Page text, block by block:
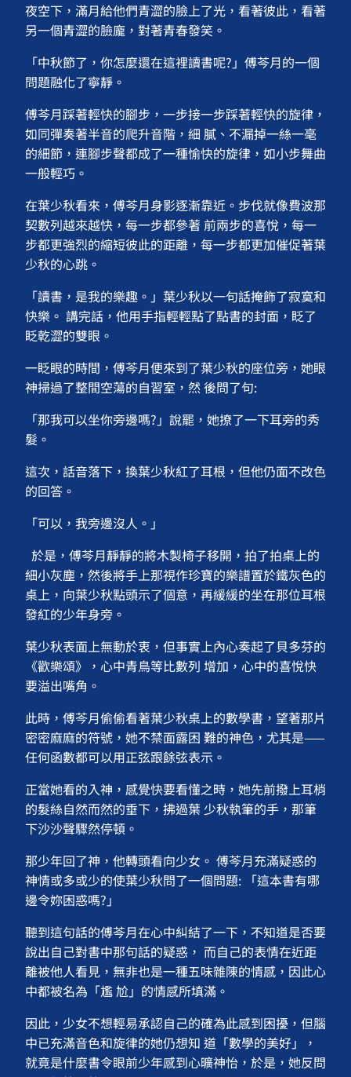
夜空下，滿月給他們青澀的臉上了光，看著彼此，看著
另一個青澀的臉龐，對著青春發笑。
「中秋節了，你怎麼還在這裡讀書呢?」傅芩月的一個
問題融化了寧靜。
傅芩月踩著輕快的腳步，一步接一步踩著輕快的旋律，
如同彈奏著半音的爬升音階，細 膩、不漏掉一絲一毫
的細節，連腳步聲都成了一種愉快的旋律，如小步舞曲
一般輕巧。
在葉少秋看來，傅芩月身影逐漸靠近。步伐就像費波那
契數列越來越快，每一步都參著 前兩步的喜悅，每一
步都更強烈的縮短彼此的距離，每一步都更加催促著葉
少秋的心跳。
「讀書，是我的樂趣。」葉少秋以一句話掩飾了寂寞和
快樂。 講完話，他用手指輕輕點了點書的封面，眨了
眨乾澀的雙眼。
一眨眼的時間，傅芩月便來到了葉少秋的座位旁，她眼
神掃過了整間空蕩的自習室，然 後問了句:
「那我可以坐你旁邊嗎?」說罷，她撩了一下耳旁的秀
髮。
這次，話音落下，換葉少秋紅了耳根，但他仍面不改色
的回答。
「可以，我旁邊沒人。」
於是，傅芩月靜靜的將木製椅子移開，拍了拍桌上的
細小灰塵，然後將手上那視作珍寶的樂譜置於鐵灰色的
桌上，向葉少秋點頭示了個意，再緩緩的坐在那位耳根
發紅的少年身旁。
葉少秋表面上無動於衷，但事實上內心奏起了貝多芬的
《歡樂頌》，心中青鳥等比數列 增加，心中的喜悅快
要溢出嘴角。
此時，傅芩月偷偷看著葉少秋桌上的數學書，望著那片
密密麻麻的符號，她不禁面露困 難的神色，尤其是——
任何函數都可以用正弦跟餘弦表示。
正當她看的入神，感覺快要看懂之時，她先前撥上耳梢
的髮絲自然而然的垂下，拂過葉 少秋執筆的手，那筆
下沙沙聲驟然停頓。
那少年回了神，他轉頭看向少女。 傅芩月充滿疑惑的
神情或多或少的使葉少秋問了一個問題: 「這本書有哪
邊令妳困惑嗎?」
聽到這句話的傅芩月在心中糾結了一下，不知道是否要
說出自己對書中那句話的疑惑， 而自己的表情在近距
離被他人看見，無非也是一種五味雜陳的情感，因此心
中都被名為「尷 尬」的情感所填滿。
因此，少女不想輕易承認自己的確為此感到困擾，但腦
中已充滿音色和旋律的她仍想知 道「數學的美好」，
就竟是什麼書令眼前少年感到心曠神怡，於是，她反問